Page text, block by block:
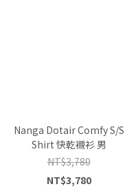
Nanga Dotair Comfy S/S
Shirt 快乾襯衫 男
NT$3,780
NT$3,780